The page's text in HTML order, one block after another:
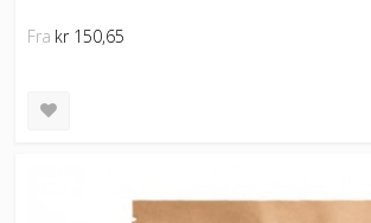
Fra kr 150,65